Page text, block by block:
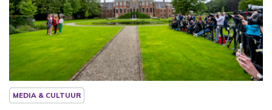
Column
Josine Droogendijk
MEDIA & CULTUUR